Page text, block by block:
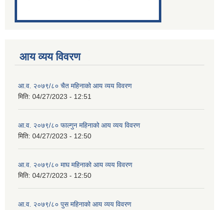
आय व्यय विवरण
आ.व. २०७९/८० चैत महिनाको आय व्यय विवरण
मिति: 04/27/2023 - 12:51
आ.व. २०७९/८० फाल्गुन महिनाको आय व्यय विवरण
मिति: 04/27/2023 - 12:50
आ.व. २०७९/८० माघ महिनाको आय व्यय विवरण
मिति: 04/27/2023 - 12:50
आ.व. २०७९/८० पुस महिनाको आय व्यय विवरण